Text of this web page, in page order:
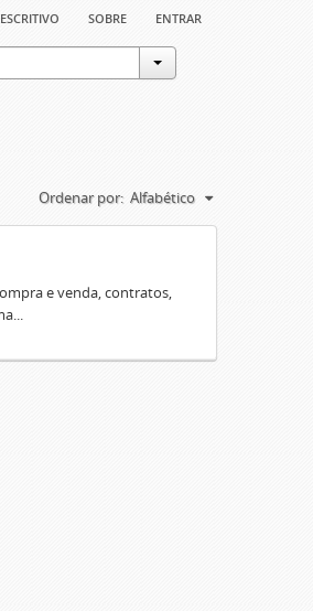
sobre entrar
Ordenar por: Alfabético
e venda, contratos,